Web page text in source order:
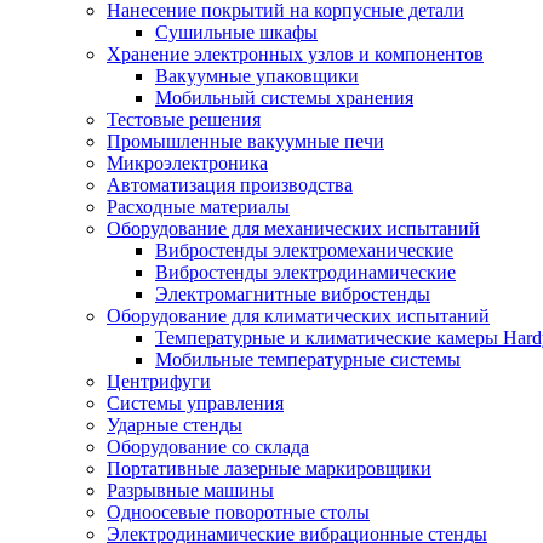
Нанесение покрытий на корпусные детали
Сушильные шкафы
Хранение электронных узлов и компонентов
Вакуумные упаковщики
Мобильный системы хранения
Тестовые решения
Промышленные вакуумные печи
Микроэлектроника
Автоматизация производства
Расходные материалы
Оборудование для механических испытаний
Вибростенды электромеханические
Вибростенды электродинамические
Электромагнитные вибростенды
Оборудование для климатических испытаний
Температурные и климатические камеры
Мобильные температурные системы
Центрифуги
Системы управления
Ударные стенды
Оборудование со склада
Портативные лазерные маркировщики
Разрывные машины
Одноосевые поворотные столы
Электродинамические вибрационные стенды